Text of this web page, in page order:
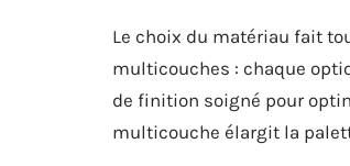
Le choix du matériau fait
multicouches : chaque
de finition soigné pour
multicouche élargit la